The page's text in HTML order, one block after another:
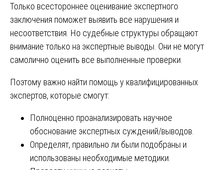
Только всестороннее оценивание экспертного
заключения поможет выявить все нарушения и
несоответствия. Но судебные структуры обращают
внимание только на экспертные выводы. Они не могут
самолично оценить все выполненные проверки.
Поэтому важно найти помощь у квалифицированных
экспертов, которые смогут:
Полноценно проанализировать научное
обоснование экспертных суждений/выводов.
Определят, правильно ли были подобраны и
использованы необходимые методики.